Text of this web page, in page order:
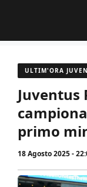
contenuto
ULTIM'ORA
Juventus
primo
18 Agosto 2025 -